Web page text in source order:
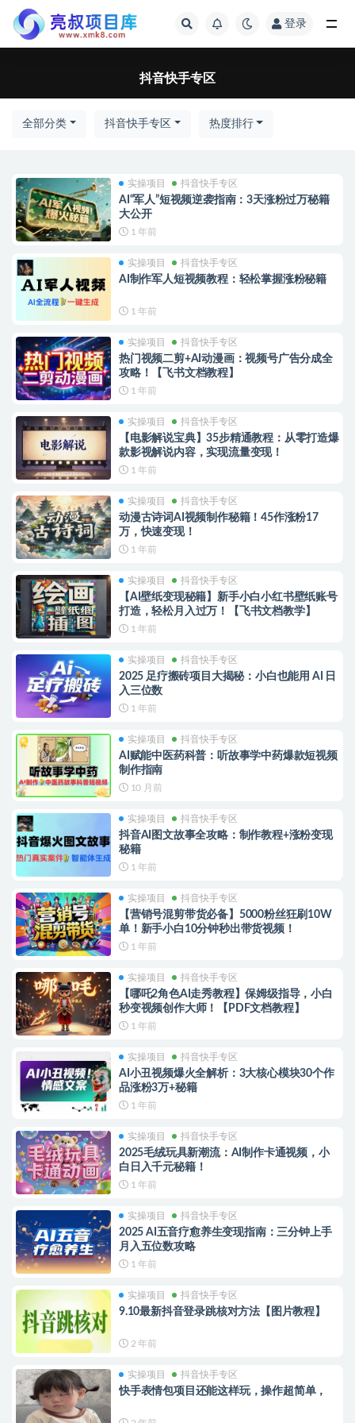
登录
抖音快手专区
全部分类 抖音快手专区 热度排行
实操项目 抖音快手专区
AI“军人”短视频逆袭指南：3天涨粉过万秘籍
大公开
1 年前
实操项目 抖音快手专区
AI制作军人短视频教程：轻松掌握涨粉秘籍
1 年前
实操项目 抖音快手专区
热门视频二剪+AI动漫画：视频号广告分成全
攻略！【飞书文档教程】
1 年前
实操项目 抖音快手专区
【电影解说宝典】35步精通教程：从零打造爆
款影视解说内容，实现流量变现！
1 年前
实操项目 抖音快手专区
动漫古诗词AI视频制作秘籍！45作涨粉17
万，快速变现！
1 年前
实操项目 抖音快手专区
【AI壁纸变现秘籍】新手小白小红书壁纸账号
打造，轻松月入过万！【飞书文档教学】
1 年前
实操项目 抖音快手专区
2025 足疗搬砖项目大揭秘：小白也能用 AI 日
入三位数
1 年前
实操项目 抖音快手专区
AI赋能中医药科普：听故事学中药爆款短视频
制作指南
10 月前
实操项目 抖音快手专区
抖音AI图文故事全攻略：制作教程+涨粉变现
秘籍
1 年前
实操项目 抖音快手专区
【营销号混剪带货必备】5000粉丝狂刷10W
单！新手小白10分钟秒出带货视频！
1 年前
实操项目 抖音快手专区
【哪吒2角色AI走秀教程】保姆级指导，小白
秒变视频创作大师！【PDF文档教程】
1 年前
实操项目 抖音快手专区
AI小丑视频爆火全解析：3大核心模块30个作
品涨粉3万+秘籍
1 年前
实操项目 抖音快手专区
2025毛绒玩具新潮流：AI制作卡通视频，小
白日入千元秘籍！
1 年前
实操项目 抖音快手专区
2025 AI五音疗愈养生变现指南：三分钟上手
月入五位数攻略
1 年前
实操项目 抖音快手专区
9.10最新抖音登录跳核对方法【图片教程】
2 年前
实操项目 抖音快手专区
快手表情包项目还能这样玩，操作超简单，